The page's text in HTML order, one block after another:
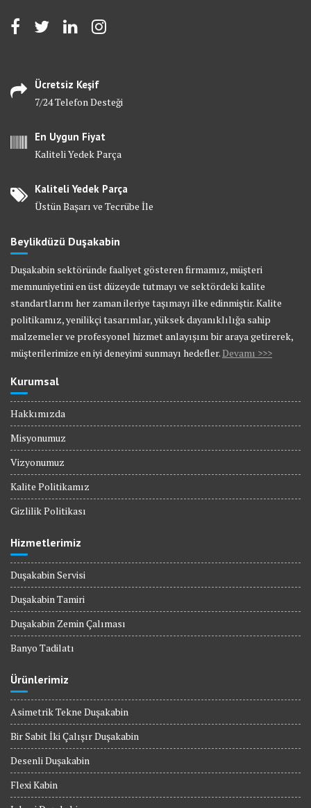
Ücretsiz Keşif
7/24 Telefon Desteği
En Uygun Fiyat
Kaliteli Yedek Parça
Kaliteli Yedek Parça
Üstün Başarı ve Tecrübe İle
Beylikdüzü Duşakabin
Duşakabin sektöründe faaliyet gösteren firmamız, müşteri
memnuniyetini en üst düzeyde tutmayı ve sektördeki kalite
standartlarını her zaman ileriye taşımayı ilke edinmiştir. Kalite
politikamız, yenilikçi tasarımlar, yüksek dayanıklılığa sahip
malzemeler ve profesyonel hizmet anlayışını bir araya getirerek,
müşterilerimize en iyi deneyimi sunmayı hedefler.Devamı >>>
Kurumsal
Hakkımızda
Misyonumuz
Vizyonumuz
Kalite Politikamız
Gizlilik Politikası
Hizmetlerimiz
Duşakabin Servisi
Duşakabin Tamiri
Duşakabin Zemin Çalıması
Banyo Tadilatı
Ürünlerimiz
Asimetrik Tekne Duşakabin
Bir Sabit İki Çalışır Duşakabin
Desenli Duşakabin
Flexi Kabin